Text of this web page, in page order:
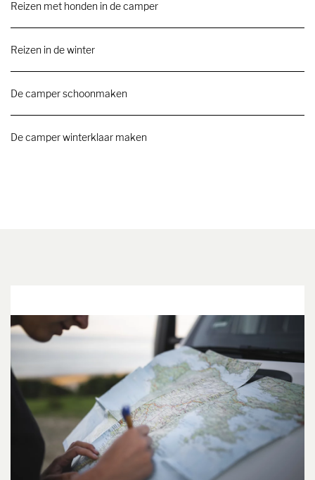
Reizen met honden in de camper
Reizen in de winter
De camper schoonmaken
De camper winterklaar maken